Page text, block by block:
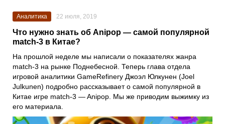
Аналитика 22 июля, 2019
Что нужно знать об Anipop — самой популярной
match-3 в Китае?
На прошлой неделе мы написали о показателях жанра
match-3 на рынке Поднебесной. Теперь глава отдела
игровой аналитики GameRefinery Джоэл Юлкунен (Joel
Julkunen) подробно рассказывает о самой популярной в
Китае игре match-3 — Anipop. Мы же приводим выжимку из
его материала.